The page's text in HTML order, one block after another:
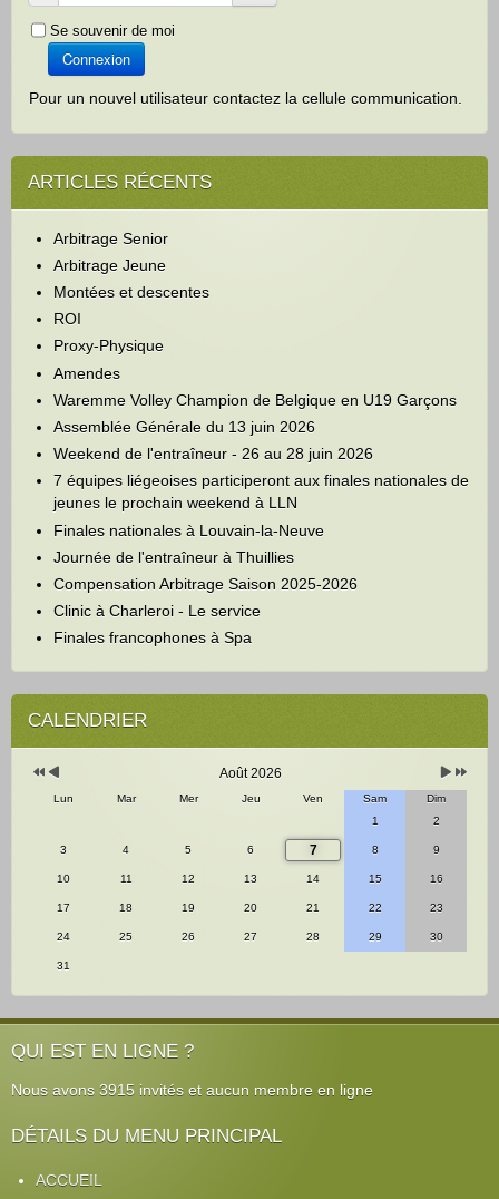
Se souvenir de moi
Connexion
Pour un nouvel utilisateur contactez la cellule communication.
ARTICLES RÉCENTS
Arbitrage Senior
Arbitrage Jeune
Montées et descentes
ROI
Proxy-Physique
Amendes
Waremme Volley Champion de Belgique en U19 Garçons
Assemblée Générale du 13 juin 2026
Weekend de l'entraîneur - 26 au 28 juin 2026
7 équipes liégeoises participeront aux finales nationales de
jeunes le prochain weekend à LLN
Finales nationales à Louvain-la-Neuve
Journée de l'entraîneur à Thuillies
Compensation Arbitrage Saison 2025-2026
Clinic à Charleroi - Le service
Finales francophones à Spa
CALENDRIER
Année
précédente
Mois
précédent
Année
Mois
Août 2026
Lun Mar Mer Jeu Ven Sam
Dim
1
2
3 4 5 6 7 8 9
10 11 12 13 14 15 16
17 18 19 20 21 22 23
24 25 26 27 28 29 30
31
QUI EST EN LIGNE ?
Nous avons 3915 invités et aucun membre en ligne
DÉTAILS DU MENU PRINCIPAL
ACCUEIL